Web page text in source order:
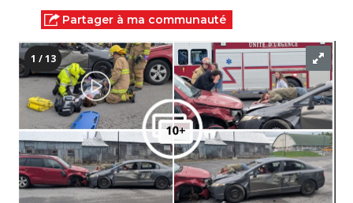
Partager à ma communauté
1 / 13